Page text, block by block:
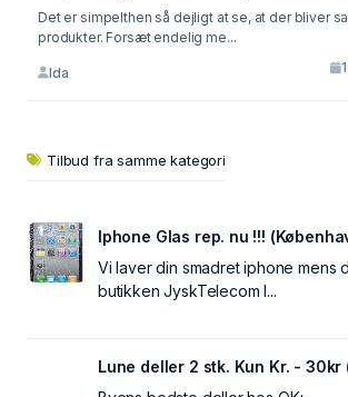
Det er simpelthen så dejligt at se, at der bliver
produkter. Forsæt endelig me...
Ida
Tilbud fra samme kategori
Iphone Glas rep. nu !!!
Vi laver din smadret iphone mens
butikken JyskTelecom I...
Lune deller 2 stk. Kun Kr. - 30kr